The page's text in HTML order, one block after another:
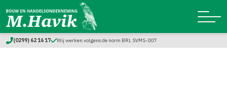
(0299) 62 16 17 Wij werken volgens de norm BRL SVMS-007